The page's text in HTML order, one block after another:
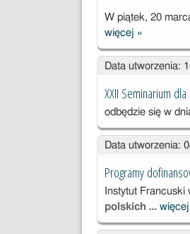
W piątek, 20
więcej Zaćmienie
Słońca -
pokazy
»
Data utworzenia:
XXII Seminarium
odbędzie się w
Data utworzenia:
Programy
Instytut
polskich … więcej